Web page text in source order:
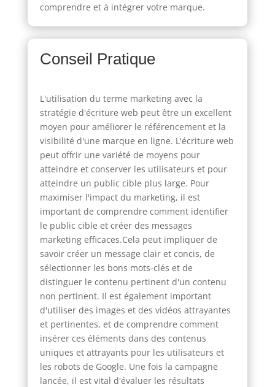
comprendre et à intégrer votre marque.
Conseil Pratique
L'utilisation du terme marketing avec la
stratégie d'écriture web peut être un excellent
moyen pour améliorer le référencement et la
visibilité d'une marque en ligne. L'écriture web
peut offrir une variété de moyens pour
atteindre et conserver les utilisateurs et pour
atteindre un public cible plus large. Pour
maximiser l'impact du marketing, il est
important de comprendre comment identifier
le public cible et créer des messages
marketing efficaces.Cela peut impliquer de
savoir créer un message clair et concis, de
sélectionner les bons mots-clés et de
distinguer le contenu pertinent d'un contenu
non pertinent. Il est également important
d'utiliser des images et des vidéos attrayantes
et pertinentes, et de comprendre comment
insérer ces éléments dans des contenus
uniques et attrayants pour les utilisateurs et
les robots de Google. Une fois la campagne
lancée, il est vital d'évaluer les résultats